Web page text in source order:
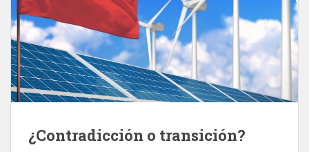
¿Contradicción o transición?